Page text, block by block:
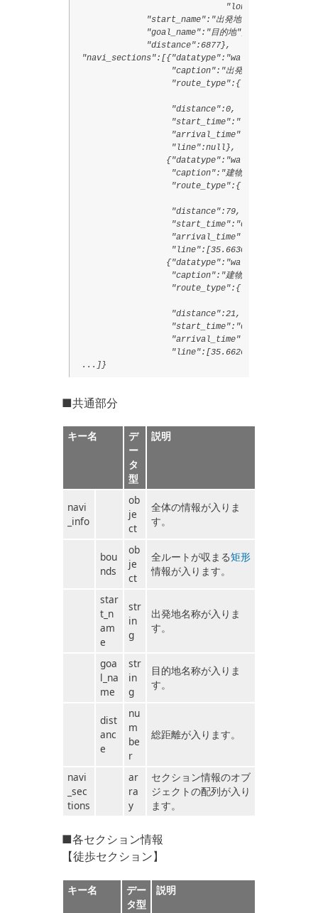
              "start_name":"出発地",
              "goal_name":"目的地",
              "distance":6877},
"navi_sections":[{"datatype":"walk",
                   "caption":"出発地",
                   "route_type":{"code":"2006",
                   "distance":0,
                   "start_time":"",
                   "arrival_time":"",
                   "line":null},
                  {"datatype":"walk",
                   "caption":"建物内",
                   "route_type":{"code":"2006",
                   "distance":79,
                   "start_time":"0916",
                   "arrival_time":"0918",
                  {"datatype":"walk",
                   "caption":"建物内",
                   "route_type":{"code":"2006",
                   "distance":21,
                   "start_time":"0918",
                   "arrival_time":"0918",
...]}
■共通部分
キー名
デ
ー
タ
型
説明
navi
_info
ob
je
ct
全体の情報が入りま
す。
bou
nds
ob
je
ct
全ルートが収まる矩形
情報が入ります。
star
t_n
am
e
str
in
g
出発地名称が入りま
す。
goa
l_na
me
str
in
g
目的地名称が入りま
す。
dist
anc
e
nu
m
be
r
総距離が入ります。
navi
_sec
tions
ar
ra
y
セクション情報のオブ
ジェクトの配列が入り
ます。
■各セクション情報
【徒歩セクション】
キー名
デー
タ型
説明